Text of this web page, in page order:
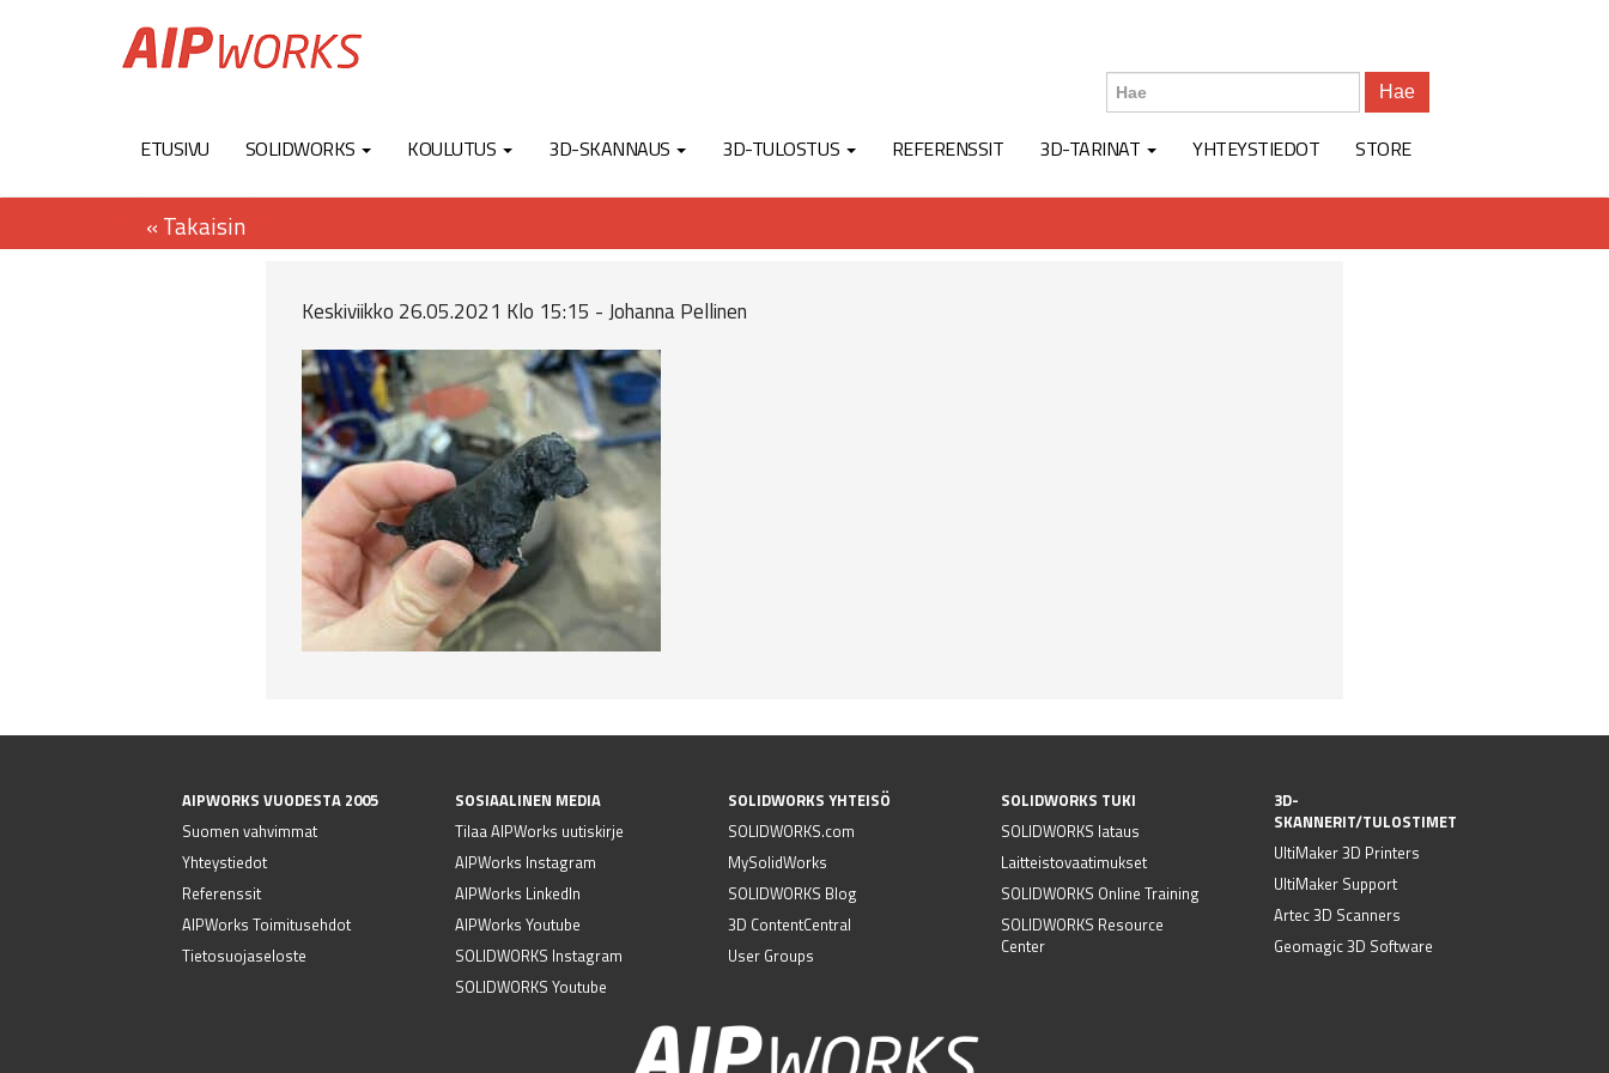
Hae
ETUSIVU SOLIDWORKS KOULUTUS 3D-SKANNAUS 3D-TULOSTUS REFERENSSIT 3D-TARINAT YHTEYSTIEDOT STORE
Keskiviikko 26.05.2021 Klo 15:15 - Johanna Pellinen
AIPWORKS VUODESTA 2005
Suomen vahvimmat
Yhteystiedot
Referenssit
AIPWorks Toimitusehdot
Tietosuojaseloste
SOSIAALINEN MEDIA
Tilaa AIPWorks uutiskirje
AIPWorks Instagram
AIPWorks LinkedIn
AIPWorks Youtube
SOLIDWORKS Instagram
SOLIDWORKS Youtube
SOLIDWORKS YHTEISÖ
SOLIDWORKS.com
MySolidWorks
SOLIDWORKS Blog
3D ContentCentral
User Groups
SOLIDWORKS TUKI
SOLIDWORKS lataus
Laitteistovaatimukset
SOLIDWORKS Online Training
SOLIDWORKS Resource
Center
3D-
SKANNERIT/TULOSTIMET
UltiMaker 3D Printers
UltiMaker Support
Artec 3D Scanners
Geomagic 3D Software